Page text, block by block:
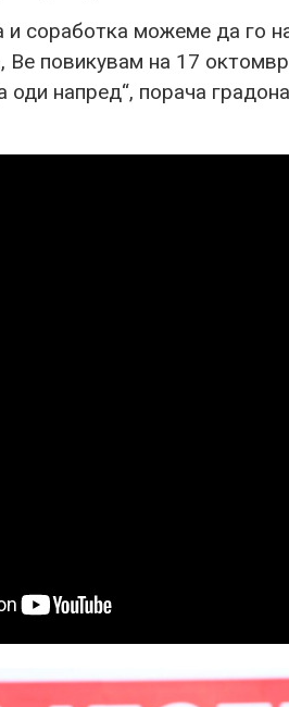
и соработка можеме да го
повикувам на 17
оди напред“, порача